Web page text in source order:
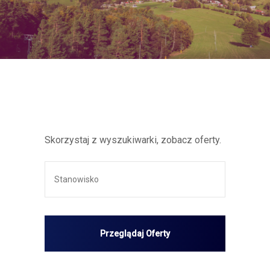
Skorzystaj z wyszukiwarki, zobacz oferty.